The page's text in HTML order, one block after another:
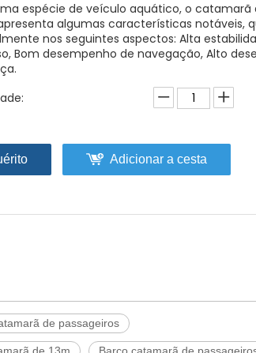
espécie de veículo aquático, o catamarã
algumas características notáveis,
nos seguintes aspectos: Alta
Bom desempenho de navegação, Alto
Adicionar a cesta
de passageiros